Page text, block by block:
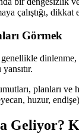
çalıştığı,
Görmek
planları
huzur,
Geliyor?